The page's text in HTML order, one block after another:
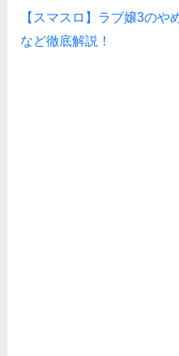
【スマスロ】ラブ嬢3の
など徹底解説！